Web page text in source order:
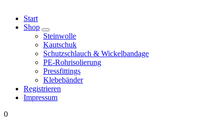
Start
Shop
Steinwolle
Kautschuk
Schutzschlauch & Wickelbandage
PE-Rohrisolierung
Pressfittings
Klebebänder
Registrieren
Impressum
0